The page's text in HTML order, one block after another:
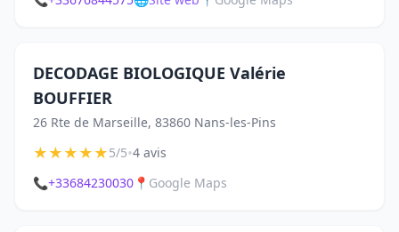
DECODAGE BIOLOGIQUE Valérie
BOUFFIER
26 Rte de Marseille, 83860 Nans-les-Pins
★★★★★5/5•4 avis
📞+33684230030 📍 Google Maps